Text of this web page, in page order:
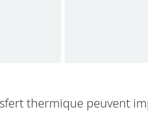
thermique peuvent